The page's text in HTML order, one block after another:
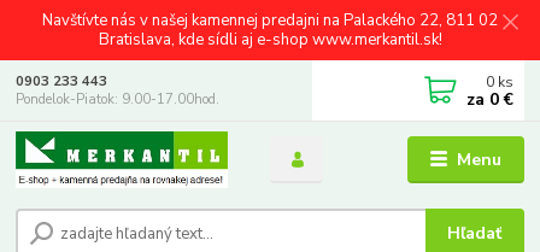
Navštívte nás v našej kamennej predajni na Palackého 22, 811 02
Bratislava, kde sídli aj e-shop www.merkantil.sk!
Menu
Hľadať
0903 233 443
Pondelok-Piatok: 9.00-17.00hod.
0 ks
za 0 €